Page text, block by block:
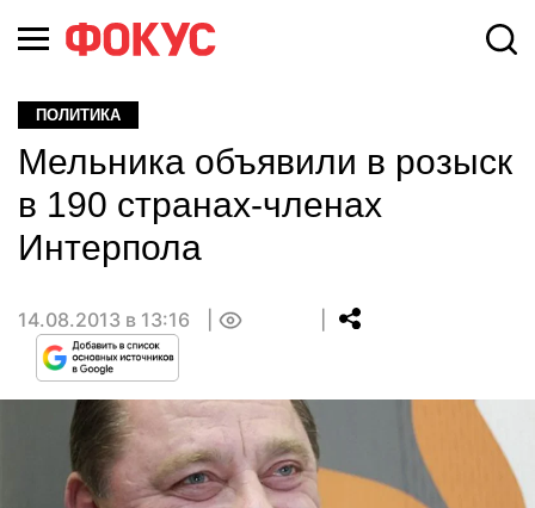
ПОЛИТИКА
Мельника объявили в розыск
в 190 странах-членах
Интерпола
14.08.2013 в 13:16